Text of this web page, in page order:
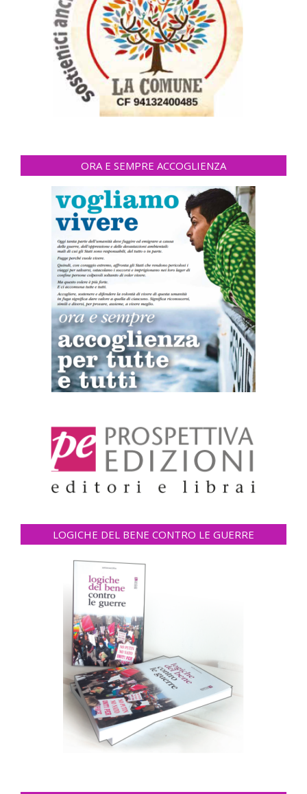
ORA E SEMPRE ACCOGLIENZA
LOGICHE DEL BENE CONTRO LE GUERRE